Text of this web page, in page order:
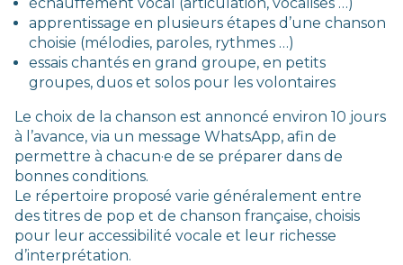
apprentissage en plusieurs étapes d’une chanson
choisie (mélodies, paroles, rythmes …)
essais chantés en grand groupe, en petits
groupes, duos et solos pour les volontaires
Le choix de la chanson est annoncé environ 10 jours
à l’avance, via un message WhatsApp, afin de
permettre à chacun·e de se préparer dans de
bonnes conditions.
Le répertoire proposé varie généralement entre
des titres de pop et de chanson française, choisis
pour leur accessibilité vocale et leur richesse
d’interprétation.